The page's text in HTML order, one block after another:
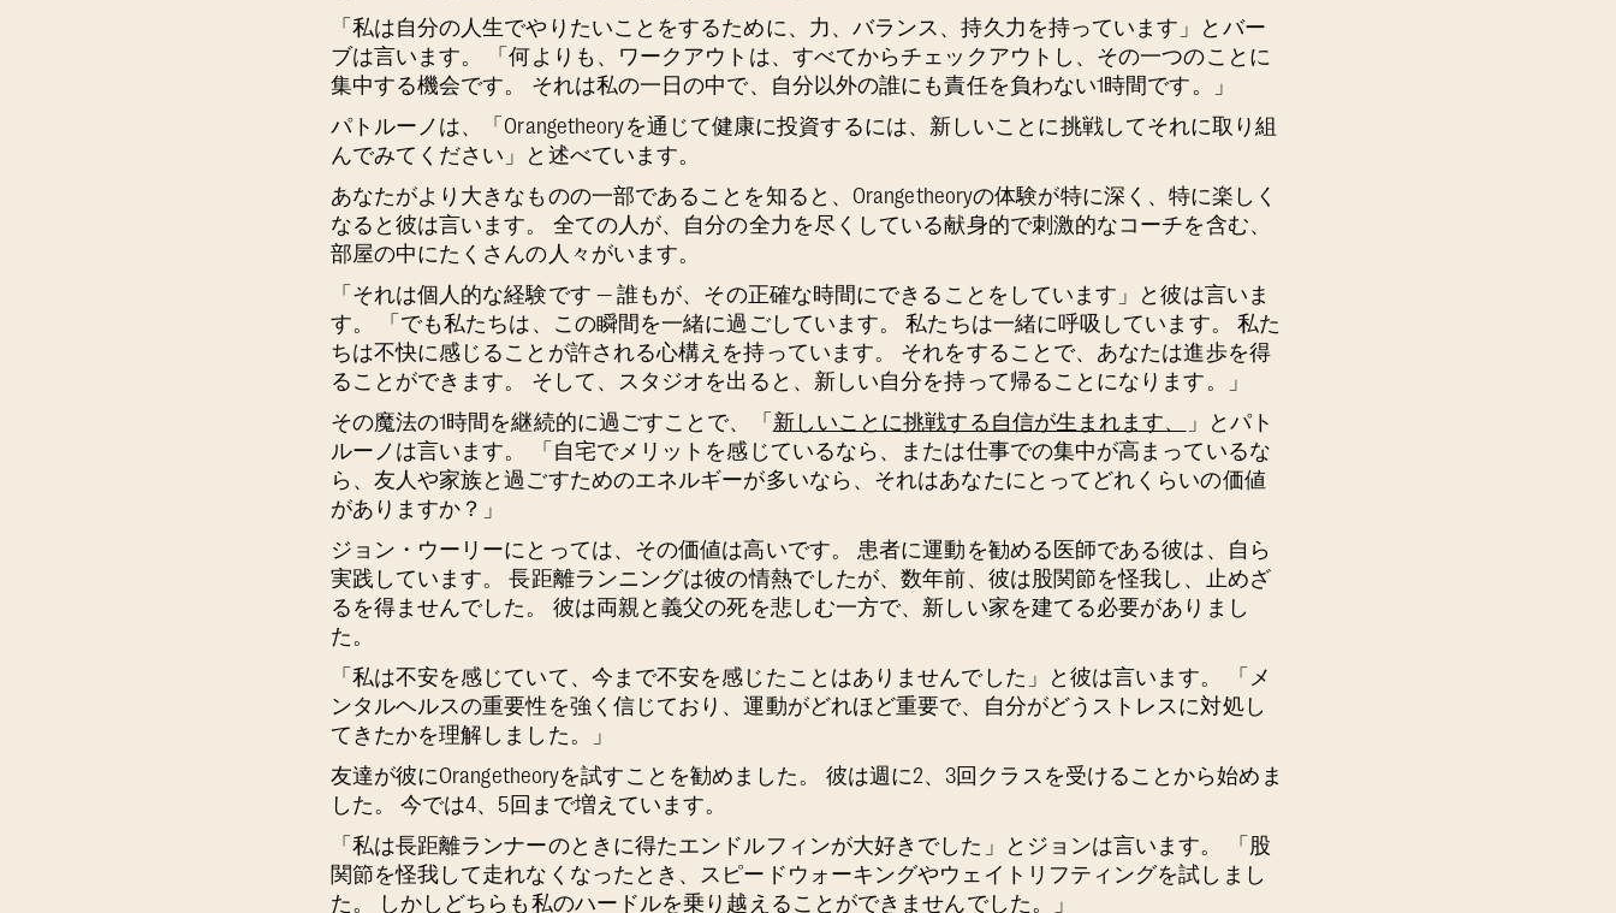
「私は自分の人生でやりたいことをするために、力、バランス、持久力を持っています」とバー
ブは言います。 「何よりも、ワークアウトは、すべてからチェックアウトし、その一つのことに
集中する機会です。 それは私の一日の中で、自分以外の誰にも責任を負わない1時間です。」
パトルーノは、「Orangetheoryを通じて健康に投資するには、新しいことに挑戦してそれに取り組
んでみてください」と述べています。
あなたがより大きなものの一部であることを知ると、Orangetheoryの体験が特に深く、特に楽しく
なると彼は言います。 全ての人が、自分の全力を尽くしている献身的で刺激的なコーチを含む、
部屋の中にたくさんの人々がいます。
「それは個人的な経験です — 誰もが、その正確な時間にできることをしています」と彼は言いま
す。 「でも私たちは、この瞬間を一緒に過ごしています。 私たちは一緒に呼吸しています。 私た
ちは不快に感じることが許される心構えを持っています。 それをすることで、あなたは進歩を得
ることができます。 そして、スタジオを出ると、新しい自分を持って帰ることになります。」
その魔法の1時間を継続的に過ごすことで、「 新しいことに挑戦する自信が生まれます、
」とパト
ルーノは言います。 「自宅でメリットを感じているなら、または仕事での集中が高まっているな
ら、友人や家族と過ごすためのエネルギーが多いなら、それはあなたにとってどれくらいの価値
がありますか？」
ジョン・ウーリーにとっては、その価値は高いです。 患者に運動を勧める医師である彼は、自ら
実践しています。 長距離ランニングは彼の情熱でしたが、数年前、彼は股関節を怪我し、止めざ
るを得ませんでした。 彼は両親と義父の死を悲しむ一方で、新しい家を建てる必要がありまし
た。
「私は不安を感じていて、今まで不安を感じたことはありませんでした」と彼は言います。 「メ
ンタルヘルスの重要性を強く信じており、運動がどれほど重要で、自分がどうストレスに対処し
てきたかを理解しました。」
友達が彼にOrangetheoryを試すことを勧めました。 彼は週に2、3回クラスを受けることから始めま
した。 今では4、5回まで増えています。
「私は長距離ランナーのときに得たエンドルフィンが大好きでした」とジョンは言います。 「股
関節を怪我して走れなくなったとき、スピードウォーキングやウェイトリフティングを試しまし
た。 しかしどちらも私のハードルを乗り越えることができませんでした。」